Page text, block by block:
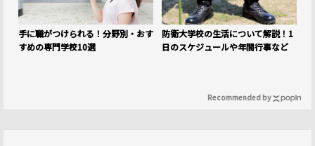
手に職がつけられる！分野別・おす
すめの専門学校10選
防衛大学校の生活について解説！1
日のスケジュールや年間行事など
Recommended by